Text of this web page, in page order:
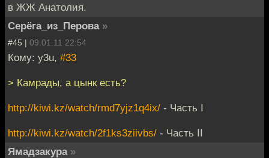
в ЖЖ Анатолия.
Серёга_из_Перова »
#45 | 09.01.11 22:54
Кому: y3u, #33
> Камрады, а цынк есть?
http://kiwi.kz/watch/rmd7yjz1q4ix/ - Часть I
http://kiwi.kz/watch/2f1ks3ziivbs/ - Часть II
Ямадзакура »